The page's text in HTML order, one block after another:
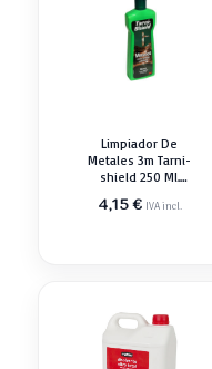
Limpiador De
Metales 3m Tarni-
shield 250 Ml.
4,15€ IVA incl.